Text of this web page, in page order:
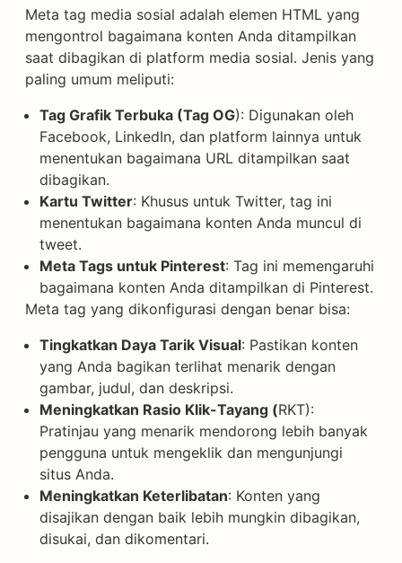
Meta tag media sosial adalah elemen HTML yang
mengontrol bagaimana konten Anda ditampilkan
saat dibagikan di platform media sosial. Jenis yang
paling umum meliputi:
Tag Grafik Terbuka (Tag OG): Digunakan oleh
Facebook, LinkedIn, dan platform lainnya untuk
menentukan bagaimana URL ditampilkan saat
dibagikan.
Kartu Twitter: Khusus untuk Twitter, tag ini
menentukan bagaimana konten Anda muncul di
tweet.
Meta Tags untuk Pinterest: Tag ini memengaruhi
bagaimana konten Anda ditampilkan di Pinterest.
Meta tag yang dikonfigurasi dengan benar bisa:
Tingkatkan Daya Tarik Visual: Pastikan konten
yang Anda bagikan terlihat menarik dengan
gambar, judul, dan deskripsi.
Meningkatkan Rasio Klik-Tayang (RKT):
Pratinjau yang menarik mendorong lebih banyak
pengguna untuk mengeklik dan mengunjungi
situs Anda.
Meningkatkan Keterlibatan: Konten yang
disajikan dengan baik lebih mungkin dibagikan,
disukai, dan dikomentari.